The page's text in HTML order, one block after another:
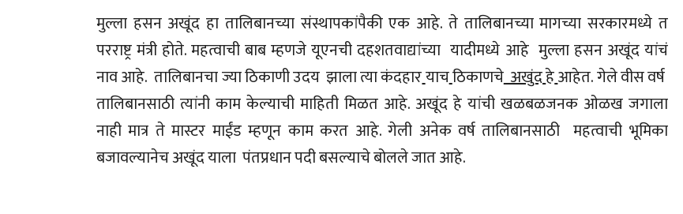
मुल्ला हसन अखूंद हा तालिबानच्या संस्थापकांपैकी एक आहे. ते तालिबानच्या मागच्या सरकारमध्ये त
परराष्ट्र मंत्री होते. महत्वाची बाब म्हणजे यूएनची दहशतवाद्यांच्या यादीमध्ये आहे मुल्ला हसन अखूंद यांचं
नाव आहे. तालिबानचा ज्या ठिकाणी उदय झाला त्या कंदहारयाचठिकाणचेअखुंदहेआहेत. गेले वीस वर्ष
तालिबानसाठी त्यांनी काम केल्याची माहिती मिळत आहे. अखूंद हे यांची खळबळजनक ओळख जगाला
नाही मात्र ते मास्टर माईंड म्हणून काम करत आहे. गेली अनेक वर्ष तालिबानसाठी महत्वाची भूमिका
बजावल्यानेच अखूंद याला पंतप्रधान पदी बसल्याचे बोलले जात आहे.